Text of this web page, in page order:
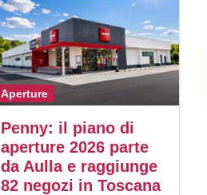
Aperture
Penny: il piano di
aperture 2026 parte
da Aulla e raggiunge
82 negozi in Toscana